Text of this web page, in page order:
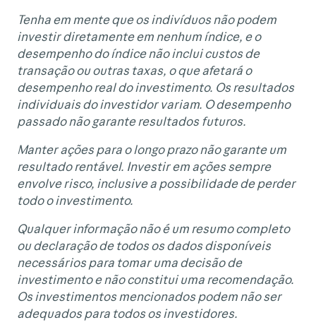
Tenha em mente que os indivíduos não podem
investir diretamente em nenhum índice, e o
desempenho do índice não inclui custos de
transação ou outras taxas, o que afetará o
desempenho real do investimento. Os resultados
individuais do investidor variam. O desempenho
passado não garante resultados futuros.
Manter ações para o longo prazo não garante um
resultado rentável. Investir em ações sempre
envolve risco, inclusive a possibilidade de perder
todo o investimento.
Qualquer informação não é um resumo completo
ou declaração de todos os dados disponíveis
necessários para tomar uma decisão de
investimento e não constitui uma recomendação.
Os investimentos mencionados podem não ser
adequados para todos os investidores.